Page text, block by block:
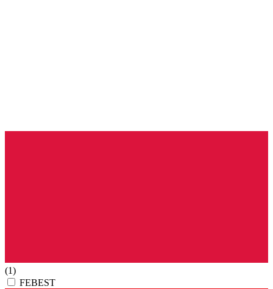
(1)
FEBEST